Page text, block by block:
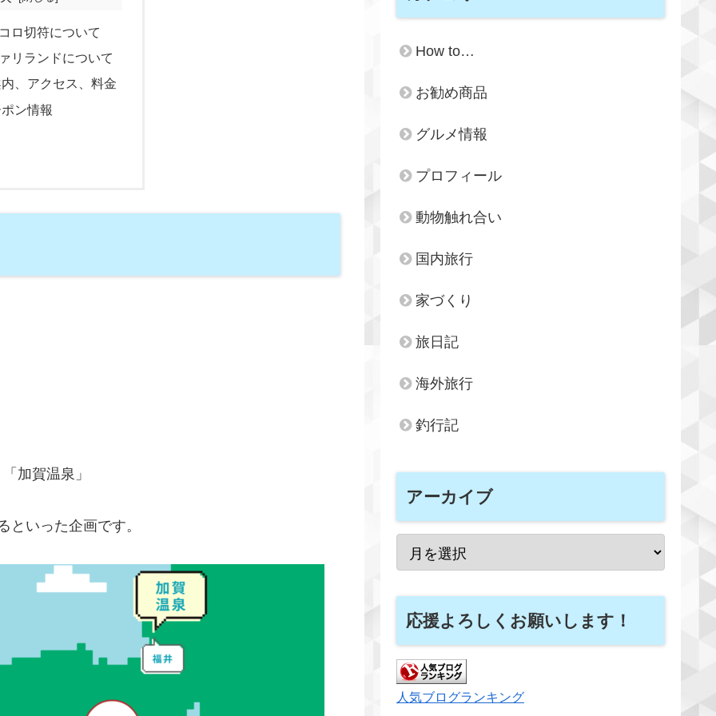
ロ切符について
リランドについて
、アクセス、料金
ン情報
加賀温泉」
いった企画です。
How to…
お勧め商品
グルメ情報
プロフィール
動物触れ合い
国内旅行
家づくり
旅日記
海外旅行
釣行記
アーカイブ
応援よろしくお願いします！
人気ブログランキング